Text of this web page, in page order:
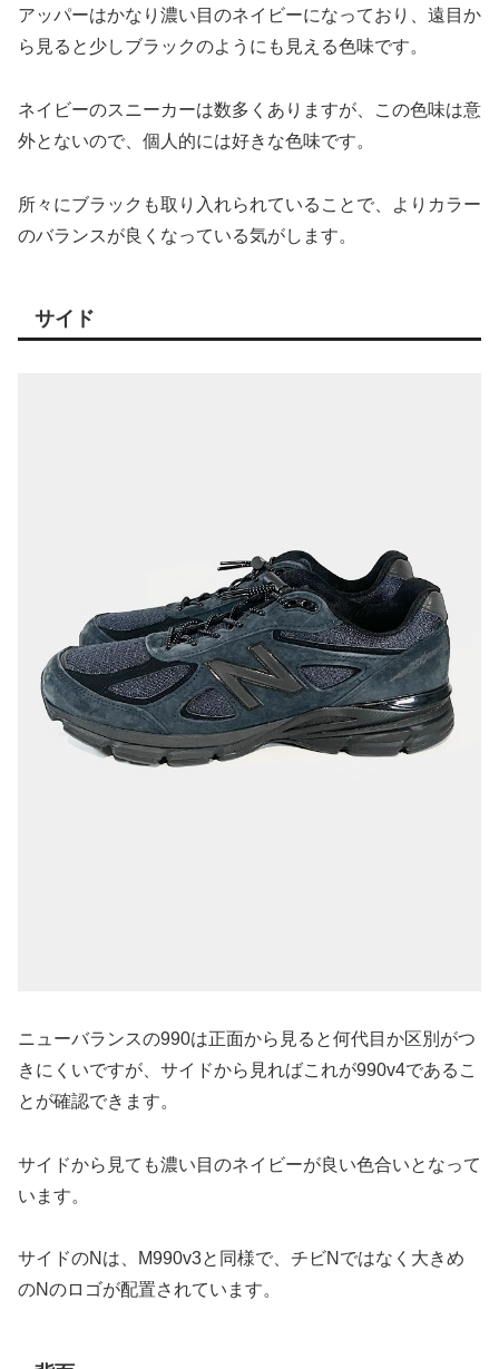
アッパーはかなり濃い目のネイビーになっており、遠目か
ら見ると少しブラックのようにも見える色味です。
ネイビーのスニーカーは数多くありますが、この色味は意
外とないので、個人的には好きな色味です。
所々にブラックも取り入れられていることで、よりカラー
のバランスが良くなっている気がします。
サイド
ニューバランスの990は正面から見ると何代目か区別がつ
きにくいですが、サイドから見ればこれが990v4であるこ
とが確認できます。
サイドから見ても濃い目のネイビーが良い色合いとなって
います。
サイドのNは、M990v3と同様で、チビNではなく大きめ
のNのロゴが配置されています。